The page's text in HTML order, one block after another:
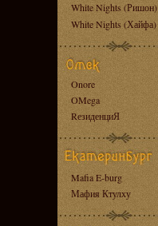
White Nights (Ришон)
White Nights (Хайфа)
Onore
OMega
RезиденциЯ
Mafia E-burg
Мафия Ктулху